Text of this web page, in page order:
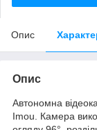
Опис
Опис
Автономна
Imou. Камера